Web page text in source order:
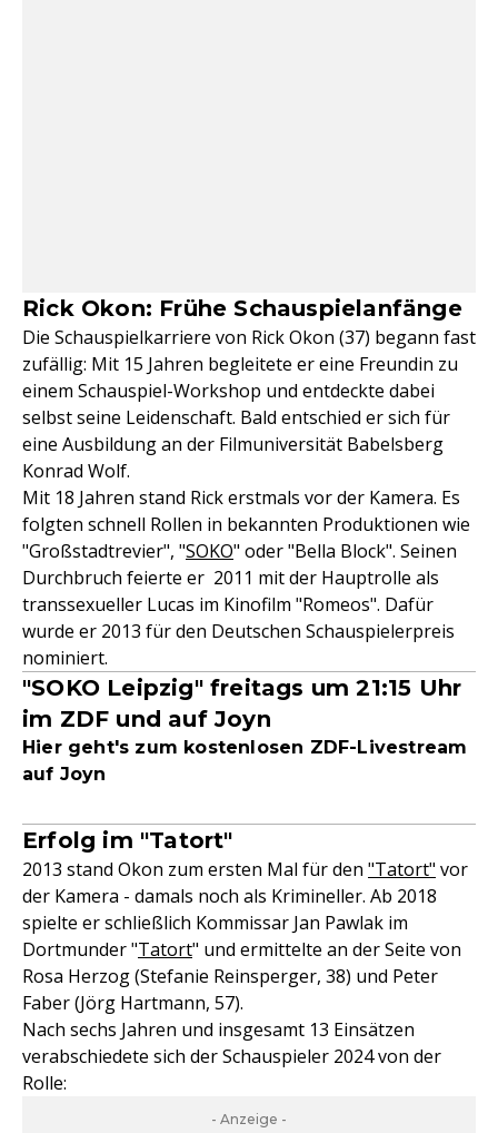
Rick Okon: Frühe Schauspielanfänge
Die Schauspielkarriere von Rick Okon (37) begann fast
zufällig: Mit 15 Jahren begleitete er eine Freundin zu
einem Schauspiel-Workshop und entdeckte dabei
selbst seine Leidenschaft. Bald entschied er sich für
eine Ausbildung an der Filmuniversität Babelsberg
Konrad Wolf.
Mit 18 Jahren stand Rick erstmals vor der Kamera. Es
folgten schnell Rollen in bekannten Produktionen wie
"Großstadtrevier", "SOKO" oder "Bella Block". Seinen
Durchbruch feierte er 2011 mit der Hauptrolle als
transsexueller Lucas im Kinofilm "Romeos". Dafür
wurde er 2013 für den Deutschen Schauspielerpreis
nominiert.
"SOKO Leipzig" freitags um 21:15 Uhr
im ZDF und auf Joyn
Hier geht's zum kostenlosen ZDF-Livestream
auf Joyn
Erfolg im "Tatort"
2013 stand Okon zum ersten Mal für den "Tatort" vor
der Kamera - damals noch als Krimineller. Ab 2018
spielte er schließlich Kommissar Jan Pawlak im
Dortmunder "Tatort" und ermittelte an der Seite von
Rosa Herzog (Stefanie Reinsperger, 38) und Peter
Faber (Jörg Hartmann, 57).
Nach sechs Jahren und insgesamt 13 Einsätzen
verabschiedete sich der Schauspieler 2024 von der
Rolle:
- Anzeige -